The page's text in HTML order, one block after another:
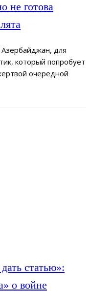
не готова
для
который попробует
очередной
статью»:
о войне